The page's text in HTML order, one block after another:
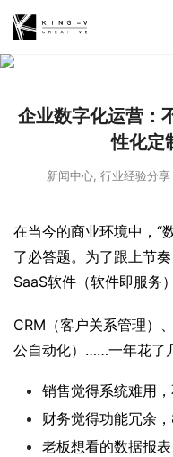
企业数字化运营：
性化定
新闻中心 行业经验分享
在当今的商业环境中，“
了必答题。为了跟上节
SaaS软件（软件即服务）
CRM（客户关系管理）
公自动化）……一年花了
销售觉得系统难用
财务觉得功能冗余
老板想看的数据报